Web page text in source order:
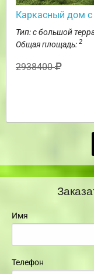
Каркасный дом с
Тип: с большой
Общая площадь: 2
2938400
Имя
Телефон